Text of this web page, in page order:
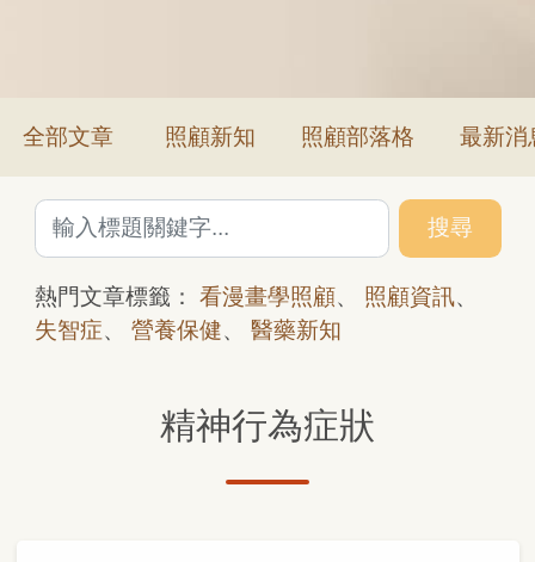
全部文章 照顧新知 照顧部落格 最新消
搜尋
熱門文章標籤： 看漫畫學照顧、 照顧資訊、
失智症、 營養保健、 醫藥新知
精神行為症狀